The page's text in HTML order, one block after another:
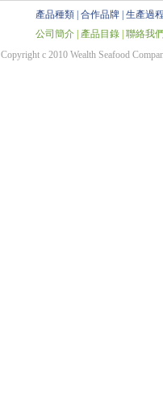
產品種類 合作品牌 生產過
公司簡介
產品目錄 聯絡我
Copyright c 2010 Wealth Seafood